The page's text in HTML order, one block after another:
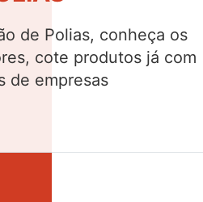
de Buchas, conheça os
cote produtos já com
de empresas